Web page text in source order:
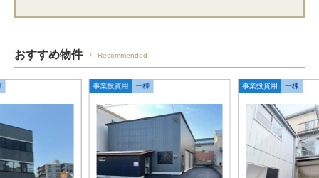
おすすめ物件 Recommended
事業投資用 一棟 事業投資用 一棟